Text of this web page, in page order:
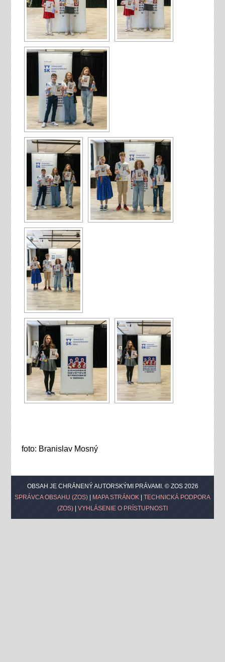
foto: Branislav Mosný
OBSAH JE CHRÁNENÝ AUTORSKÝMI PRÁVAMI. © ZOS 2026
SPRÁVCA OBSAHU (ZOS)
MAPA STRÁNOK
TECHNICKÁ PODPORA
(ZOS)
VYHLÁSENIE O PRÍSTUPNOSTI